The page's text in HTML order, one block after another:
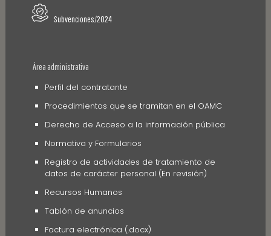
Subvenciones/2024
Área administrativa
Perfil del contratante
Procedimientos que se tramitan en el OAMC
Derecho de Acceso a la información pública
Normativa y Formularios
Registro de actividades de tratamiento de
datos de carácter personal (En revisión)
Recursos Humanos
Tablón de anuncios
Factura electrónica (.docx)